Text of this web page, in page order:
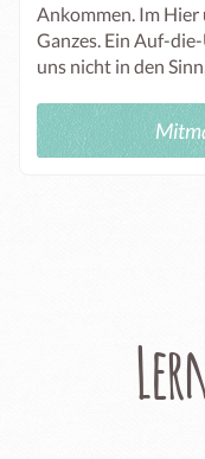
Ankommen. Im Hier
Ganzes. Ein Auf-
uns nicht in den